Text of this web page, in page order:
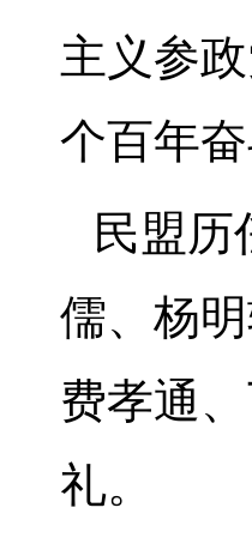
主义参
个百年
民盟
儒、杨
费孝通
礼。